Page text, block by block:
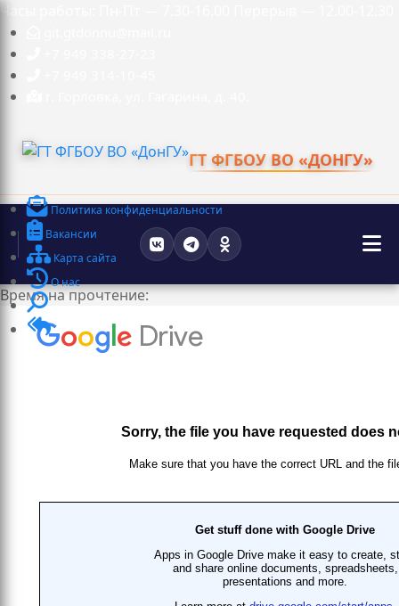
ГТ ФГБОУ ВО «ДОНГУ»
Политика конфиденциальности
Вакансии
Карта сайта
О нас
Время на прочтение: